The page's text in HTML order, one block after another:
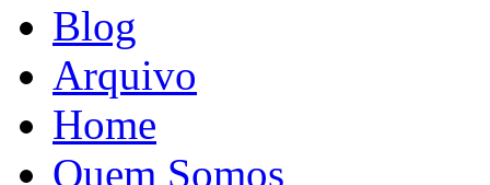
Blog
Arquivo
Home
Quem Somos